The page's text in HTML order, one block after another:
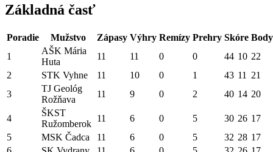
Základná časť
Poradie Mužstvo Zápasy Výhry Remízy Prehry Skóre Body
1
AŠK Mária
Huta
11 11 0 0 44 10 22
2
STK Vyhne 11 10 0 1 43 11
21
3
TJ Geológ
Rožňava
11 9 0 2 40 14 20
4
ŠKST
Ružomberok
11 6 0 5 30 26 17
5
MSK Čadca 11 6 0 5 32 28 17